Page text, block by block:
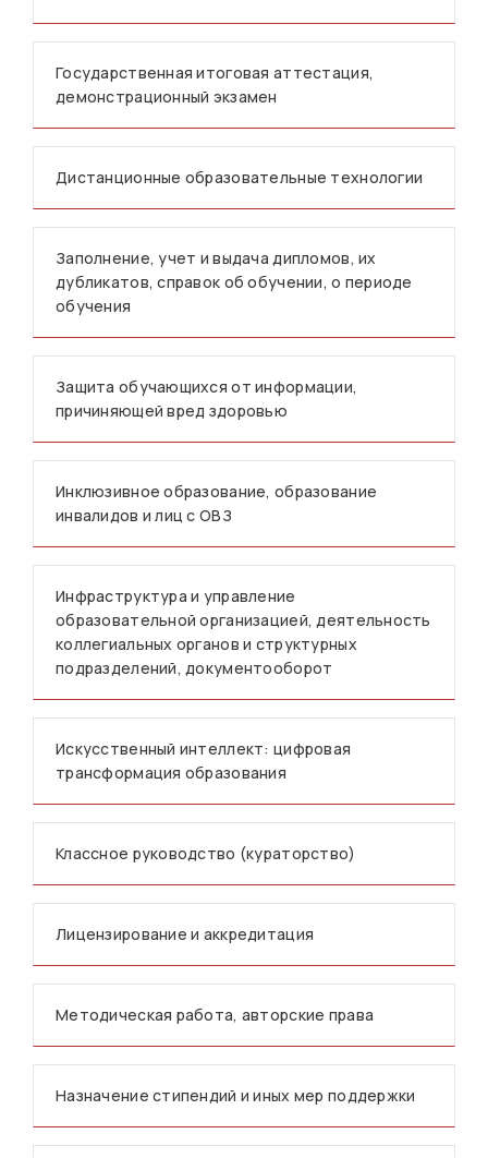
Государственная итоговая аттестация,
демонстрационный экзамен
Дистанционные образовательные технологии
Заполнение, учет и выдача дипломов, их
дубликатов, справок об обучении, о периоде
обучения
Защита обучающихся от информации,
причиняющей вред здоровью
Инклюзивное образование, образование
инвалидов и лиц с ОВЗ
Инфраструктура и управление
образовательной организацией, деятельность
коллегиальных органов и структурных
подразделений, документооборот
Искусственный интеллект: цифровая
трансформация образования
Классное руководство (кураторство)
Лицензирование и аккредитация
Методическая работа, авторские права
Назначение стипендий и иных мер поддержки